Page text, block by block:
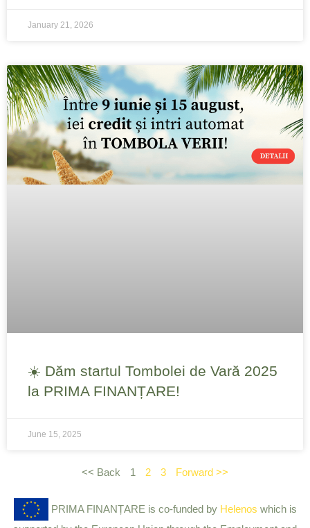
January 21, 2026
☀️ Dăm startul Tombolei de Vară 2025
la PRIMA FINANȚARE!
June 15, 2025
<< Back 1 2 3 Forward >>
PRIMA FINANȚARE is co-funded by Helenos which is